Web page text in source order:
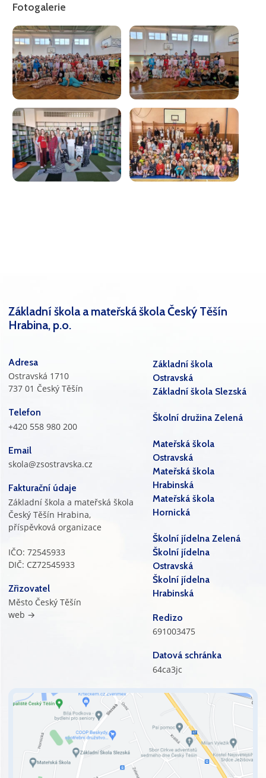
Fotogalerie
Základní škola a mateřská škola Český Těšín
Hrabina, p.o.
Adresa
Ostravská 1710
737 01 Český Těšín
Telefon
+420 558 980 200
Email
skola@zsostravska.cz
Fakturační údaje
Základní škola a mateřská škola
Český Těšín Hrabina,
příspěvková organizace
IČO: 72545933
DIČ: CZ72545933
Zřizovatel
Město Český Těšín
web →
Základní škola
Ostravská
Základní škola Slezská
Školní družina Zelená
Mateřská škola
Ostravská
Mateřská škola
Hrabinská
Mateřská škola
Hornická
Školní jídelna Zelená
Školní jídelna
Ostravská
Školní jídelna
Hrabinská
Redizo
691003475
Datová schránka
64ca3jc